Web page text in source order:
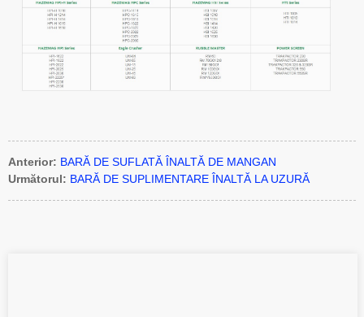
Anterior: BARĂ DE SUFLATĂ ÎNALTĂ DE MANGAN
Următorul: BARĂ DE SUPLIMENTARE ÎNALTĂ LA UZURĂ